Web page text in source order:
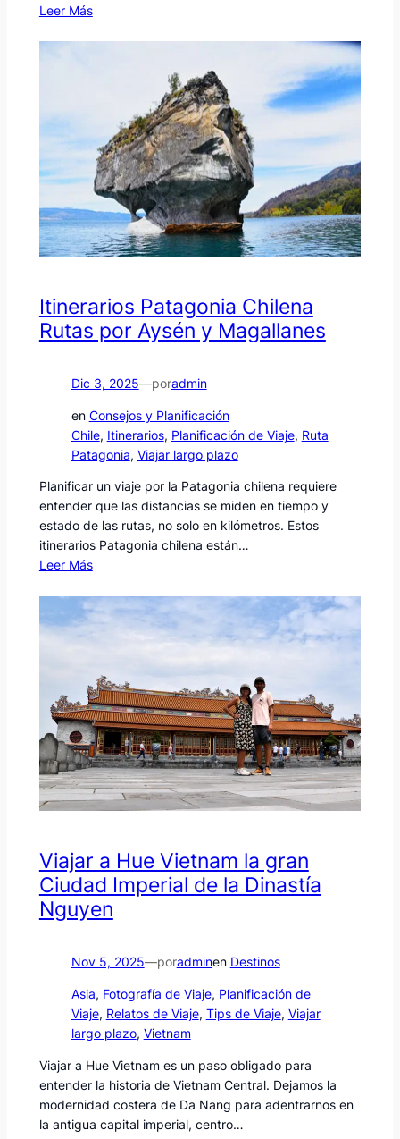
Leer Más
Itinerarios Patagonia Chilena
Rutas por Aysén y Magallanes
Dic 3, 2025—poradmin
en Consejos y Planificación
Chile, Itinerarios, Planificación de Viaje, Ruta
Patagonia, Viajar largo plazo
Planificar un viaje por la Patagonia chilena requiere
entender que las distancias se miden en tiempo y
estado de las rutas, no solo en kilómetros. Estos
itinerarios Patagonia chilena están…
Leer Más
Viajar a Hue Vietnam la gran
Ciudad Imperial de la Dinastía
Nguyen
Nov 5, 2025—poradminen Destinos
Asia, Fotografía de Viaje, Planificación de
Viaje, Relatos de Viaje, Tips de Viaje, Viajar
largo plazo, Vietnam
Viajar a Hue Vietnam es un paso obligado para
entender la historia de Vietnam Central. Dejamos la
modernidad costera de Da Nang para adentrarnos en
la antigua capital imperial, centro…